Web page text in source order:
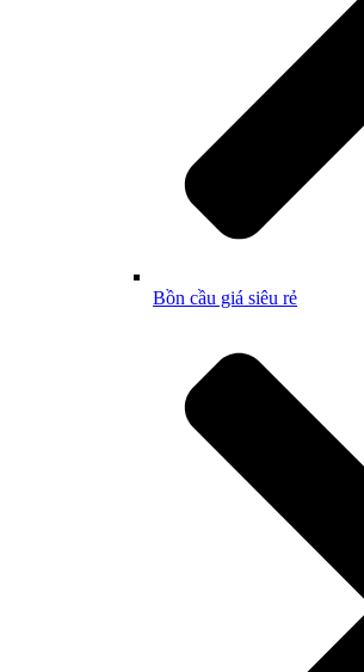
Bồn cầu giá siêu rẻ